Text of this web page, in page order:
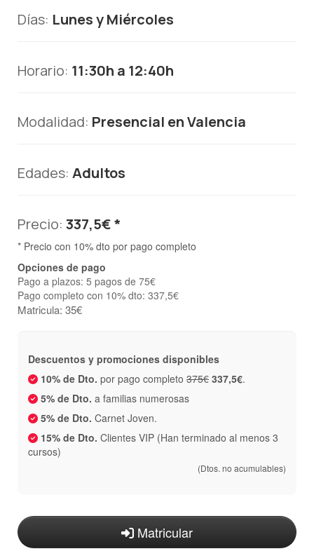
Días: Lunes y Miércoles
Horario: 11:30h a 12:40h
Modalidad: Presencial en Valencia
Edades: Adultos
Precio: 337,5€ *
* Precio con 10% dto por pago completo
Opciones de pago
Pago a plazos: 5 pagos de 75€
Pago completo con 10% dto: 337,5€
Matricula: 35€
Descuentos y promociones disponibles
10% de Dto. por pago completo 375€ 337,5€.
5% de Dto. a familias numerosas
5% de Dto. Carnet Joven.
15% de Dto. Clientes VIP (Han terminado al menos 3
cursos)
(Dtos. no acumulables)
Matricular